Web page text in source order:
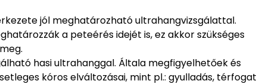
jól meghatározható ultrahangvizsgálattal.
a peteérés idejét is, ez akkor szükséges
hasi ultrahanggal. Általa megfigyelhetőek és
kóros elváltozásai, mint pl.: gyulladás, térfogat